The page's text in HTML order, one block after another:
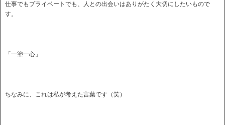
仕事でもプライベートでも、人との出会いはありがたく大切にしたいもので
す。
「一塗一心」
ちなみに、これは私が考えた言葉です（笑）